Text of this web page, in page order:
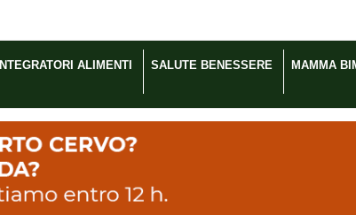
INTEGRATORI ALIMENTI SALUTE BENESSERE MAMMA